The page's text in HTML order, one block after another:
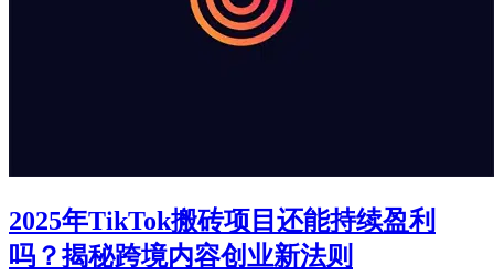
2025年TikTok搬砖项目还能持续盈利
吗？揭秘跨境内容创业新法则